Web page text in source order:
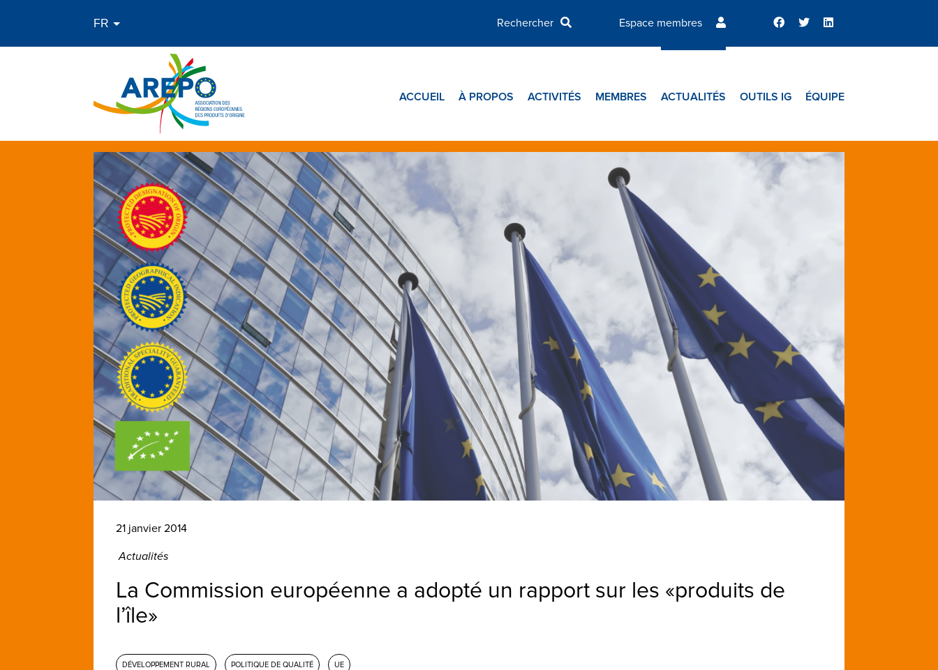
Espace membres
ACCUEIL À PROPOS ACTIVITÉS MEMBRES ACTUALITÉS OUTILS IG ÉQUIPE
21 janvier 2014
Actualités
La Commission européenne a adopté un rapport sur les «produits de
l’île»
DÉVELOPPEMENT RURAL POLITIQUE DE QUALITÉ UE